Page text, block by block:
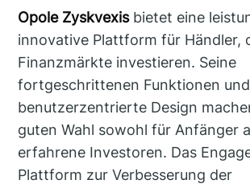
Opole Zyskvexisbietet eine
innovative Plattform für Händler,
Finanzmärkte investieren. Seine
fortgeschrittenen Funktionen
benutzerzentrierte Design
guten Wahl sowohl für Anfänger
erfahrene Investoren. Das
Plattform zur Verbesserung der